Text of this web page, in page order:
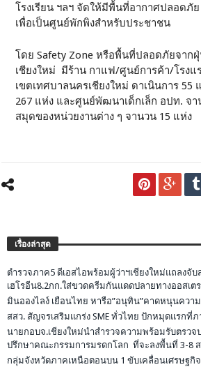
โรงเรียน ฯลฯ จัดให้มีพื้นที่อากาศปลอดภั
เพื่อเป็นศูนย์พักพิงสำหรับประชาชน
โดย Safety Zone หรือพื้นที่ปลอดภัยจาก
เชียงใหม่ มีร้าน กาแฟ/ศูนย์การค้า/โรงแ
เขตเทศบาลนครเชียงใหม่ ดาเนินการ 55
267 แห่ง และศูนย์พัฒนาเด็กเล็ก อปท. จา
สมุดของหน่วยงานต่าง ๆ จานวน 15 แห่ง
เรื่องล่าสุด
ตำรวจภาค5 ดีเอสไอพร้อมผู้ว่าฯเชียงใหม่แถลงจับ
เฮโรอีน8.2กก.ใส่ขวดครีมกันแดดปลายทางออสเตร
มินอองไลง์ เยือนไทย หารือ”อนุทิน”คาดหนุนควา
สสว. สัญจรเสริมแกร่ง SME ทั่วไทย ปักหมุดแรกที่ภ
นายกอบจ.เชียงใหม่นำสำรวจความพร้อมรับตรวจ
ปรึกษาคณะกรรมการมรดกโลก ที่จะลงพื้นที่ 3-8
กลุ่มจังหวัดภาคเหนือตอนบน 1 ขับเคลื่อนเศรษฐกิจ